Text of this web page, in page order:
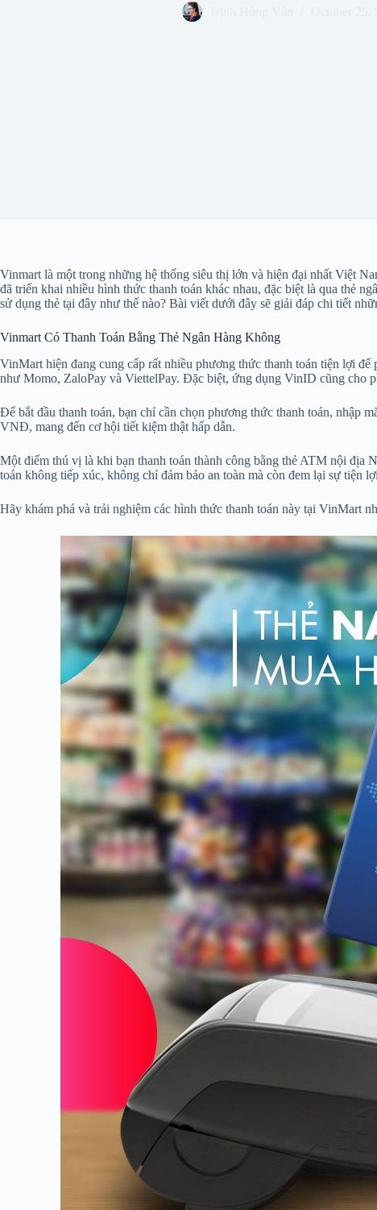
Vinmart là một trong những hệ thống siêu thị lớn và hiện đại nhất Việt
đã triển khai nhiều hình thức thanh toán khác nhau, đặc biệt là qua thẻ
sử dụng thẻ tại đây như thế nào? Bài viết dưới đây sẽ giải đáp chi tiết
Vinmart Có Thanh Toán Bằng Thẻ Ngân Hàng Không
VinMart hiện đang cung cấp rất nhiều phương thức thanh toán tiện lợi
như Momo, ZaloPay và ViettelPay. Đặc biệt, ứng dụng VinID cũng cho
Để bắt đầu thanh toán, bạn chỉ cần chọn phương thức thanh toán, nhập
VNĐ, mang đến cơ hội tiết kiệm thật hấp dẫn.
Một điểm thú vị là khi bạn thanh toán thành công bằng thẻ ATM nội địa
toán không tiếp xúc, không chỉ đảm bảo an toàn mà còn đem lại sự tiện
Hãy khám phá và trải nghiệm các hình thức thanh toán này tại VinMart